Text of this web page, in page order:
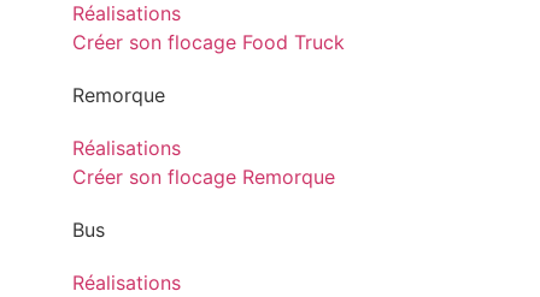
Réalisations
Créer son flocage Food Truck
Remorque
Réalisations
Créer son flocage Remorque
Bus
Réalisations